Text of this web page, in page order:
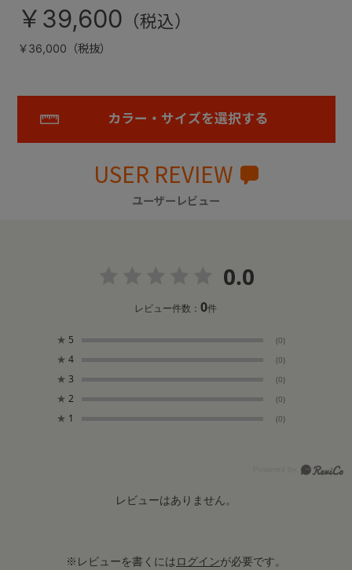
￥39,600
￥36,000（税抜）
カラー・サイズを選択する
USER REVIEW
ユーザーレビュー
0.0
レビュー件数：0件
★ 5 (0)
★ 4 (0)
★ 3 (0)
★ 2 (0)
★ 1 (0)
レビューはありません。
※レビューを書くにはログインが必要です。